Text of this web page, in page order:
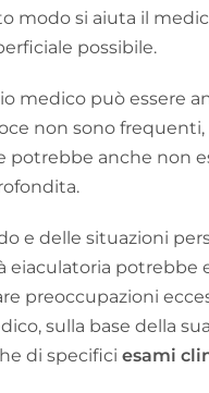
modo si aiuta il
possibile.
medico può essere
non sono
potrebbe anche non
e delle situazioni
eiaculatoria potrebbe
preoccupazioni
sulla base della
di specifici esami